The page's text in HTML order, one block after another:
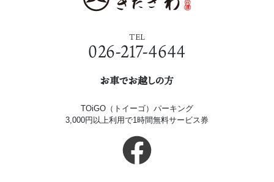
TEL
026-217-4644
お車でお越しの方
TOiGO（トイーゴ）パーキング
3,000円以上利用で1時間無料サービス券